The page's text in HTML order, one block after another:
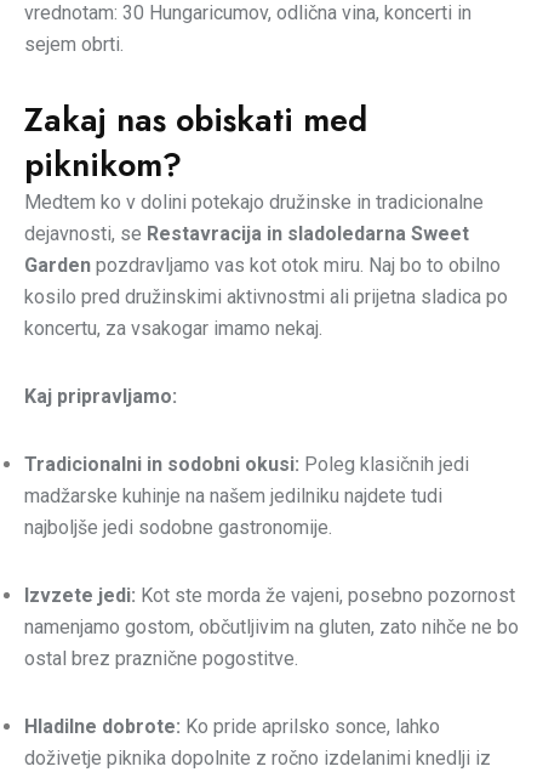
vrednotam: 30 Hungaricumov, odlična vina, koncerti in
sejem obrti.
Zakaj nas obiskati med
piknikom?
Medtem ko v dolini potekajo družinske in tradicionalne
dejavnosti, se Restavracija in sladoledarna Sweet
Garden pozdravljamo vas kot otok miru. Naj bo to obilno
kosilo pred družinskimi aktivnostmi ali prijetna sladica po
koncertu, za vsakogar imamo nekaj.
Kaj pripravljamo:
Tradicionalni in sodobni okusi: Poleg klasičnih jedi
madžarske kuhinje na našem jedilniku najdete tudi
najboljše jedi sodobne gastronomije.
Izvzete jedi: Kot ste morda že vajeni, posebno pozornost
namenjamo gostom, občutljivim na gluten, zato nihče ne bo
ostal brez praznične pogostitve.
Hladilne dobrote: Ko pride aprilsko sonce, lahko
doživetje piknika dopolnite z ročno izdelanimi knedlji iz